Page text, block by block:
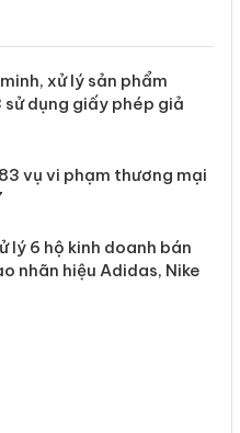
xử lý sản phẩm
sử dụng giấy phép giả
83 vụ vi phạm thương
7